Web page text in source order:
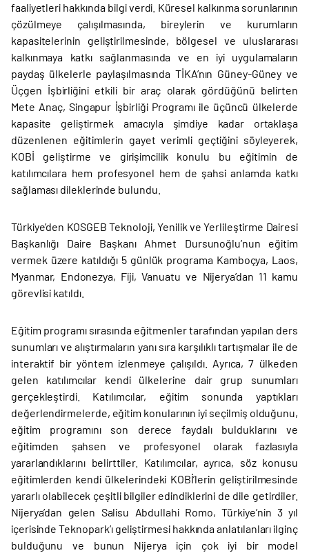
faaliyetleri hakkında bilgi verdi. Küresel kalkınma sorunlarının
çözülmeye çalışılmasında, bireylerin ve kurumların
kapasitelerinin geliştirilmesinde, bölgesel ve uluslararası
kalkınmaya katkı sağlanmasında ve en iyi uygulamaların
paydaş ülkelerle paylaşılmasında TİKA’nın Güney-Güney ve
Üçgen İşbirliğini etkili bir araç olarak gördüğünü belirten
Mete Anaç, Singapur İşbirliği Programı ile üçüncü ülkelerde
kapasite geliştirmek amacıyla şimdiye kadar ortaklaşa
düzenlenen eğitimlerin gayet verimli geçtiğini söyleyerek,
KOBİ geliştirme ve girişimcilik konulu bu eğitimin de
katılımcılara hem profesyonel hem de şahsi anlamda katkı
sağlaması dileklerinde bulundu.
Türkiye’den KOSGEB Teknoloji, Yenilik ve Yerlileştirme Dairesi
Başkanlığı Daire Başkanı Ahmet Dursunoğlu’nun eğitim
vermek üzere katıldığı 5 günlük programa Kamboçya, Laos,
Myanmar, Endonezya, Fiji, Vanuatu ve Nijerya’dan 11 kamu
görevlisi katıldı.
Eğitim programı sırasında eğitmenler tarafından yapılan ders
sunumları ve alıştırmaların yanı sıra karşılıklı tartışmalar ile de
interaktif bir yöntem izlenmeye çalışıldı. Ayrıca, 7 ülkeden
gelen katılımcılar kendi ülkelerine dair grup sunumları
gerçekleştirdi. Katılımcılar, eğitim sonunda yaptıkları
değerlendirmelerde, eğitim konularının iyi seçilmiş olduğunu,
eğitim programını son derece faydalı bulduklarını ve
eğitimden şahsen ve profesyonel olarak fazlasıyla
yararlandıklarını belirttiler. Katılımcılar, ayrıca, söz konusu
eğitimlerden kendi ülkelerindeki KOBİ’lerin geliştirilmesinde
yararlı olabilecek çeşitli bilgiler edindiklerini de dile getirdiler.
Nijerya’dan gelen Salisu Abdullahi Romo, Türkiye’nin 3 yıl
içerisinde Teknopark’ı geliştirmesi hakkında anlatılanları ilginç
bulduğunu ve bunun Nijerya için çok iyi bir model